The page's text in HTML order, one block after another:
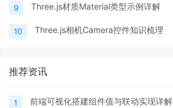
9 Three.js材质Material类型示例详解
10 Three.js相机Camera控件知识梳理
推荐资讯
1 前端可视化搭建组件值与联动实现详解